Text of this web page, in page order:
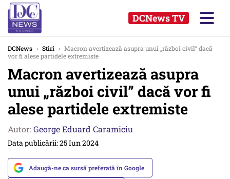
DCNews TV
DCNews › Stiri › Macron avertizează asupra unui „război civil” dacă
vor fi alese partidele extremiste
Macron avertizează asupra
unui „război civil” dacă vor fi
alese partidele extremiste
Autor:George Eduard Caramiciu
Data publicării: 25 Iun 2024
Adaugă-ne ca sursă preferată în Google